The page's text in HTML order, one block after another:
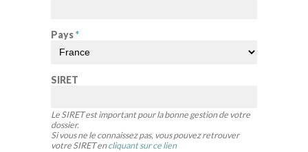
Pays*
SIRET
Le SIRET est important pour la bonne gestion de votre
dossier.
Si vous ne le connaissez pas, vous pouvez retrouver
votre SIRET encliquant sur ce lien